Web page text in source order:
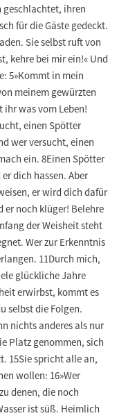
geschlachtet, ihren
für die Gäste gedeckt.
Sie selbst ruft von
kehre bei mir ein!« Und
5»Kommt in mein
meinem gewürzten
ihr was vom Leben!
einen Spötter
wer versucht, einen
ein. 8Einen Spötter
dich hassen. Aber
er wird dich dafür
noch klüger! Belehre
der Weisheit steht
Wer zur Erkenntnis
11Durch mich,
glückliche Jahre
erwirbst, kommt es
selbst die Folgen.
nichts anderes als nur
Platz genommen, sich
15Sie spricht alle an,
wollen: 16»Wer
denen, die noch
ist süß. Heimlich